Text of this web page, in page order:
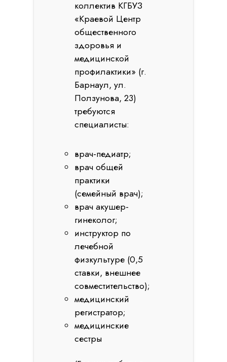
коллектив КГБУЗ
«Краевой Центр
общественного
здоровья и
медицинской
профилактики» (г.
Барнаул, ул.
Ползунова, 23)
требуются
специалисты:
врач-педиатр;
врач общей
практики
(семейный врач);
врач акушер-
гинеколог;
инструктор по
лечебной
физкультуре (0,5
ставки, внешнее
совместительство);
медицинский
регистратор;
медицинские
сестры